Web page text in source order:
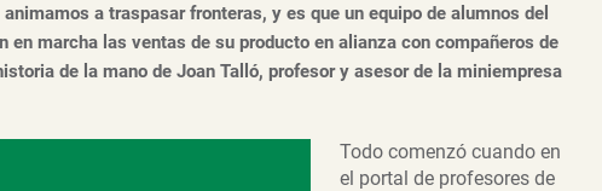
a traspasar fronteras, y es que un equipo de alumnos del
marcha las ventas de su producto en alianza con compañeros de
de la mano de Joan Talló, profesor y asesor de la miniempresa
Todo comenzó cuando en
el portal de profesores de